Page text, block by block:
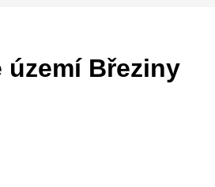
území Březiny